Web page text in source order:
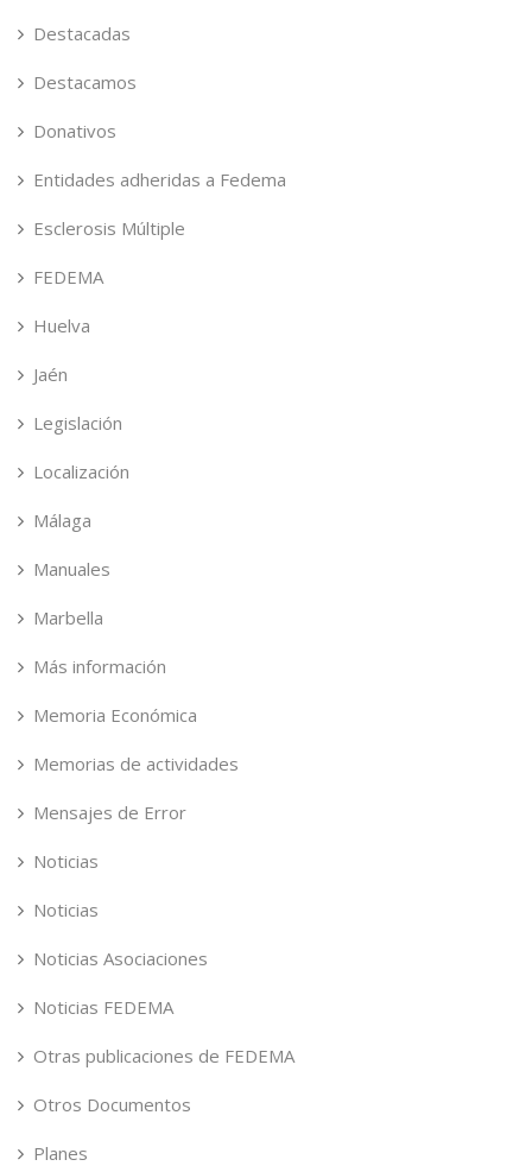
Destacadas
Destacamos
Donativos
Entidades adheridas a Fedema
Esclerosis Múltiple
FEDEMA
Huelva
Jaén
Legislación
Localización
Málaga
Manuales
Marbella
Más información
Memoria Económica
Memorias de actividades
Mensajes de Error
Noticias
Noticias
Noticias Asociaciones
Noticias FEDEMA
Otras publicaciones de FEDEMA
Otros Documentos
Planes